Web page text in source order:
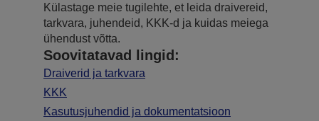
Külastage meie tugilehte, et leida draivereid,
tarkvara, juhendeid, KKK-d ja kuidas meiega
ühendust võtta.
Soovitatavad lingid:
Draiverid ja tarkvara
KKK
Kasutusjuhendid ja dokumentatsioon